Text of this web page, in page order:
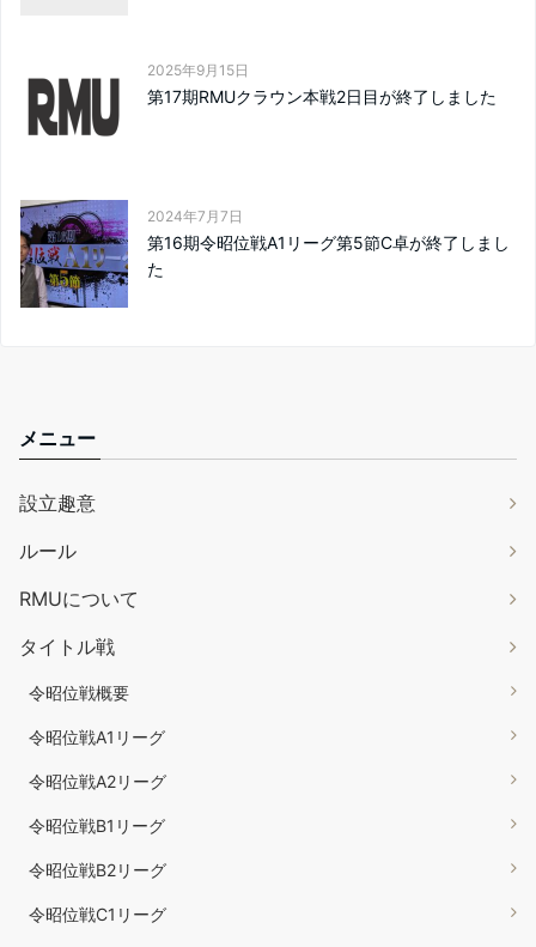
2025年9月15日
第17期RMUクラウン本戦2日目が終了しました
2024年7月7日
第16期令昭位戦A1リーグ第5節C卓が終了しまし
た
メニュー
設立趣意
ルール
RMUについて
タイトル戦
令昭位戦概要
令昭位戦A1リーグ
令昭位戦A2リーグ
令昭位戦B1リーグ
令昭位戦B2リーグ
令昭位戦C1リーグ